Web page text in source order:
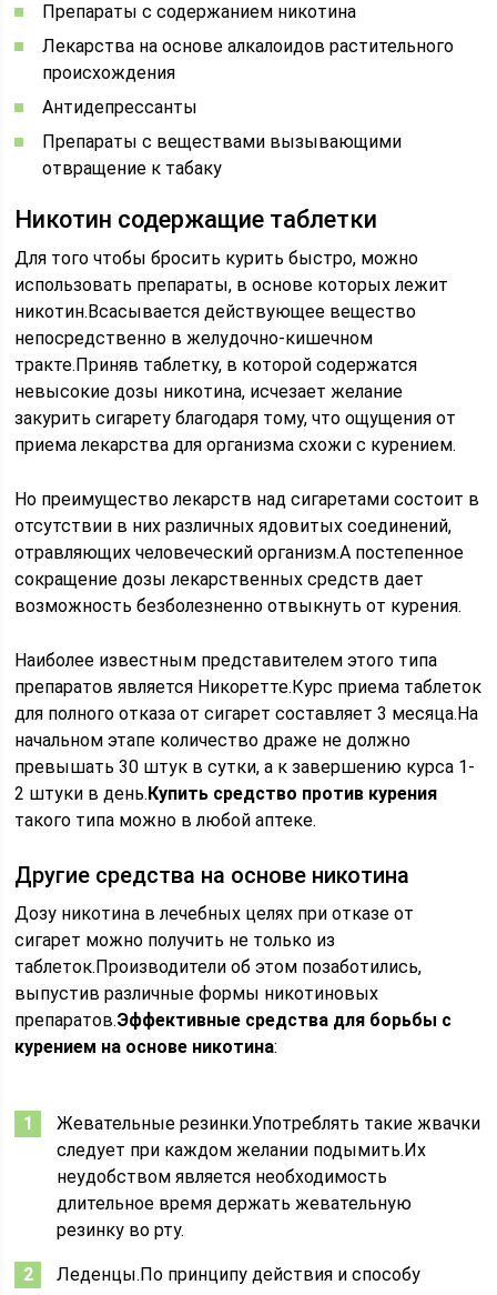
Препараты с содержанием никотина
Лекарства на основе алкалоидов растительного
происхождения
Антидепрессанты
Препараты с веществами вызывающими
отвращение к табаку
Никотин содержащие таблетки
Для того чтобы бросить курить быстро, можно
использовать препараты, в основе которых лежит
никотин.Всасывается действующее вещество
непосредственно в желудочно-кишечном
тракте.Приняв таблетку, в которой содержатся
невысокие дозы никотина, исчезает желание
закурить сигарету благодаря тому, что ощущения от
приема лекарства для организма схожи с курением.
Но преимущество лекарств над сигаретами состоит в
отсутствии в них различных ядовитых соединений,
отравляющих человеческий организм.А постепенное
сокращение дозы лекарственных средств дает
возможность безболезненно отвыкнуть от курения.
Наиболее известным представителем этого типа
препаратов является Никоретте.Курс приема таблеток
для полного отказа от сигарет составляет 3 месяца.На
начальном этапе количество драже не должно
превышать 30 штук в сутки, а к завершению курса 1-
2 штуки в день.Купить средство против курения
такого типа можно в любой аптеке.
Другие средства на основе никотина
Дозу никотина в лечебных целях при отказе от
сигарет можно получить не только из
таблеток.Производители об этом позаботились,
выпустив различные формы никотиновых
препаратов.Эффективные средства для борьбы с
курением на основе никотина:
Жевательные резинки.Употреблять такие жвачки
следует при каждом желании подымить.Их
неудобством является необходимость
длительное время держать жевательную
резинку во рту.
Леденцы.По принципу действия и способу